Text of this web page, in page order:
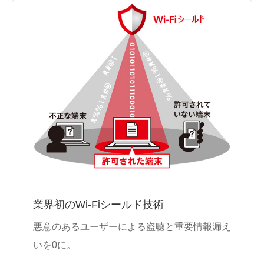
業界初のWi-Fiシールド技術
悪意のあるユーザーによる盗聴と重要情報漏え
いを0に。